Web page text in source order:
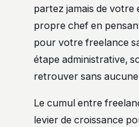
partez jamais de votre
propre chef en
pour votre freelance
étape administrative,
retrouver sans
Le cumul entre
levier de croissance